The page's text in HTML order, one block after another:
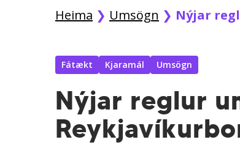
Heima ❯ Umsögn ❯ Nýjar
Fátækt Kjaramál Umsögn
Nýjar reglur